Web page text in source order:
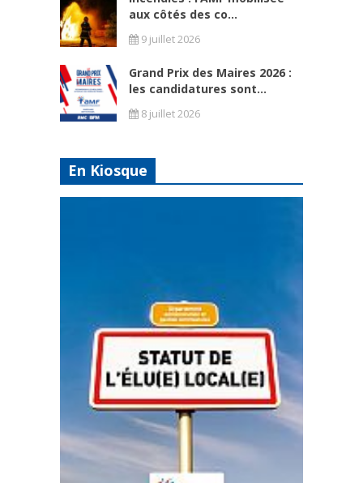
aux côtés des co...
9 juillet 2026
Grand Prix des Maires 2026 :
les candidatures sont...
8 juillet 2026
En Kiosque